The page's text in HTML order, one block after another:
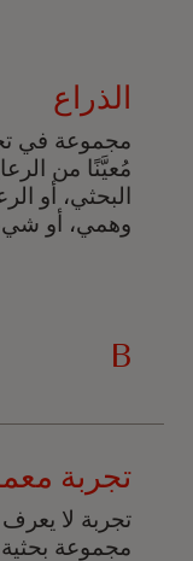
الذراع
مجموعة في
مُعيَّنًا من
البحثي، أو
وهمي، أو
B
تجربة
تجربة لا
مجموعة بحثية